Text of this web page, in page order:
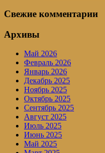
Свежие комментарии
Архивы
Май 2026
Февраль 2026
Январь 2026
Декабрь 2025
Ноябрь 2025
Октябрь 2025
Сентябрь 2025
Август 2025
Июль 2025
Июнь 2025
Май 2025